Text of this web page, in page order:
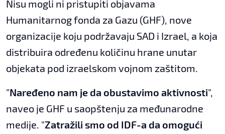
Nisu mogli ni pristupiti objavama
Humanitarnog fonda za Gazu (GHF), nove
organizacije koju podržavaju SAD i Izrael, a koja
distribuira određenu količinu hrane unutar
objekata pod izraelskom vojnom zaštitom.
"Naređeno nam je da obustavimo aktivnosti",
naveo je GHF u saopštenju za međunarodne
medije. "Zatražili smo od IDF-a da omogući